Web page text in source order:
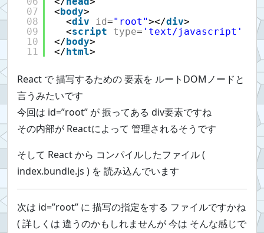
07
08
09
10
11
<body>
<div id="root"></div>
<script type= 'text/javascript'
</body>
</html>
React で 描写するための 要素を ルートDOMノードと
言うみたいです
今回は id=”root” が 振ってある div要素ですね
その内部が Reactによって 管理されるそうです
そして React から コンパイルしたファイル (
index.bundle.js ) を 読み込んでいます
次は id=”root” に 描写の指定をする ファイルですかね
( 詳しくは 違うのかもしれませんが 今は そんな感じで